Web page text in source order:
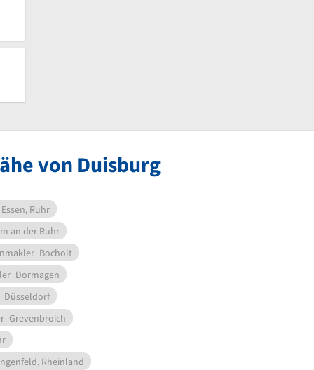
von Duisburg
Essen, Ruhr
an der Ruhr
Bocholt
Dormagen
Düsseldorf
Grevenbroich
Rheinland